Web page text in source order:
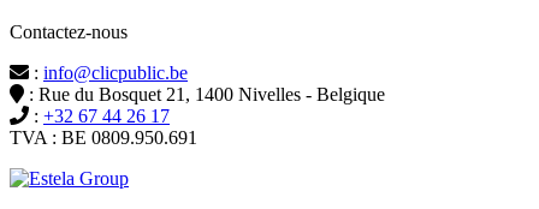
Contactez-nous
: info@clicpublic.be
: Rue du Bosquet 21, 1400 Nivelles - Belgique
: +32 67 44 26 17
TVA : BE 0809.950.691